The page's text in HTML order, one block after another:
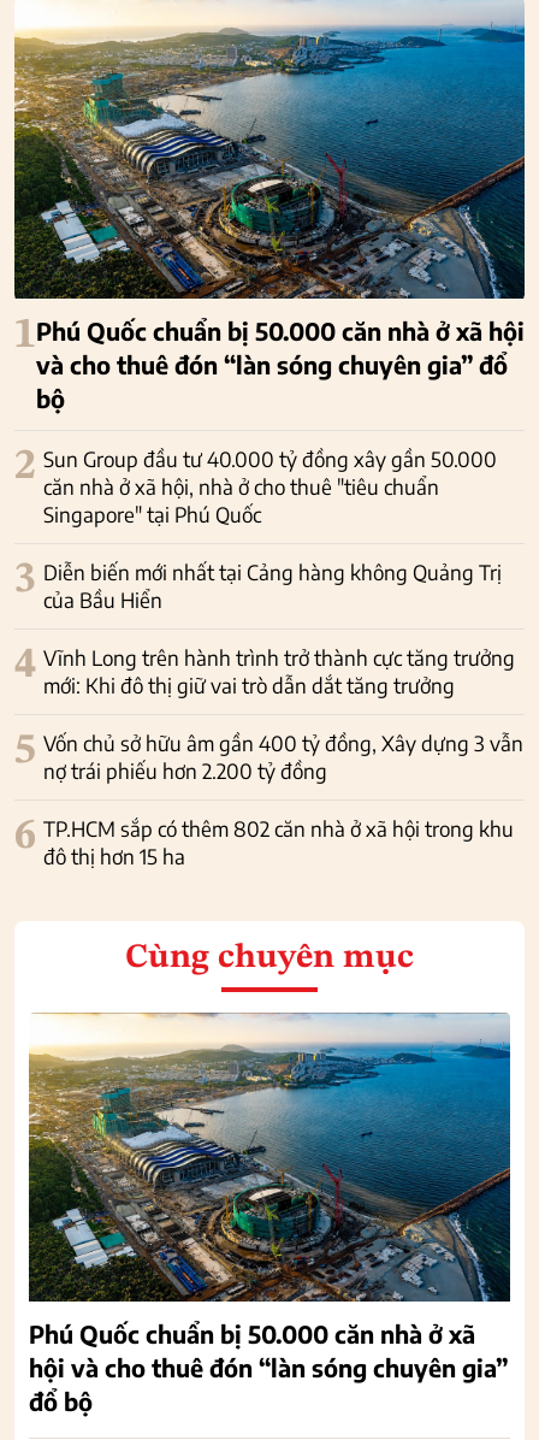
1Phú Quốc chuẩn bị 50.000 căn nhà ở xã hội
và cho thuê đón “làn sóng chuyên gia” đổ
bộ
2 Sun Group đầu tư 40.000 tỷ đồng xây gần 50.000
căn nhà ở xã hội, nhà ở cho thuê "tiêu chuẩn
Singapore" tại Phú Quốc
3 Diễn biến mới nhất tại Cảng hàng không Quảng Trị
của Bầu Hiển
4 Vĩnh Long trên hành trình trở thành cực tăng trưởng
mới: Khi đô thị giữ vai trò dẫn dắt tăng trưởng
5 Vốn chủ sở hữu âm gần 400 tỷ đồng, Xây dựng 3 vẫn
nợ trái phiếu hơn 2.200 tỷ đồng
6 TP.HCM sắp có thêm 802 căn nhà ở xã hội trong khu
đô thị hơn 15 ha
Cùng chuyên mục
Phú Quốc chuẩn bị 50.000 căn nhà ở xã
hội và cho thuê đón “làn sóng chuyên gia”
đổ bộ